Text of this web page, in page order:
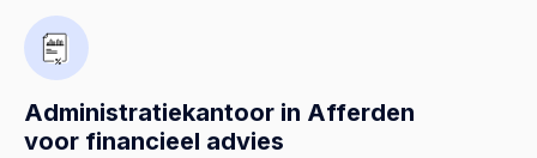
Administratiekantoor in Afferden
voor financieel advies